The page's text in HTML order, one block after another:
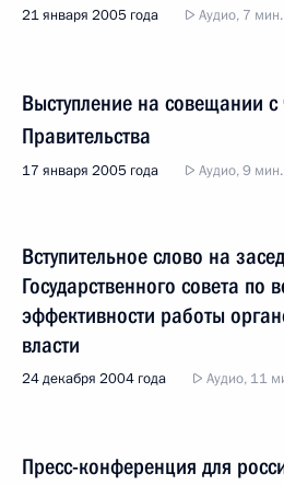
21 января 2005 года Аудио, 7 мин.
Выступление на совещании
Правительства
17 января 2005 года Аудио, 9 мин.
Вступительное слово на
Государственного совета
эффективности работы
власти
24 декабря 2004 года Аудио, 11
Пресс-конференция для